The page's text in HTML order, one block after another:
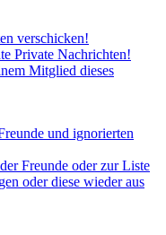
verschicken!
Private Nachrichten!
Mitglied dieses
und ignorierten
Freunde oder zur Liste
oder diese wieder aus